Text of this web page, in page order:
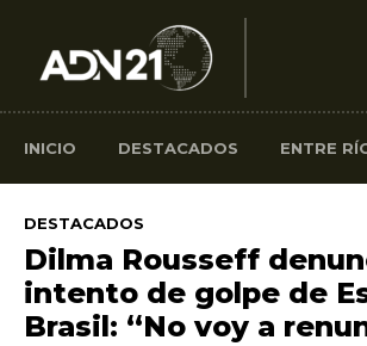
INICIO DESTACADOS ENTRE
DESTACADOS
Dilma Rousseff
intento de golpe de
Brasil: “No voy a